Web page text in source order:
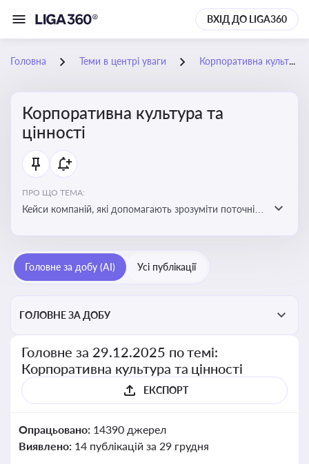
ВХІД ДО LIGA360
Головна Теми в центрі уваги Корпоративна культура та цінності
Корпоративна культура та
цінності
ПРО ЩО ТЕМА:
Кейси компаній, які допомагають зрозуміти поточні
бізнес-середовища
Головне за добу (AI) Усі публікації
ГОЛОВНЕ ЗА ДОБУ
Головне за 29.12.2025 по темі:
Корпоративна культура та цінності
ЕКСПОРТ
Опрацьовано: 14390 джерел
Виявлено: 14 публікацій за 29 грудня